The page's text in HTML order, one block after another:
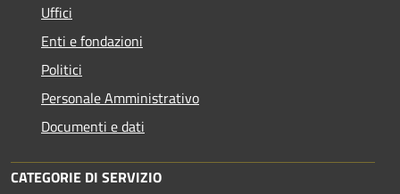
Uffici
Enti e fondazioni
Politici
Personale Amministrativo
Documenti e dati
CATEGORIE DI SERVIZIO